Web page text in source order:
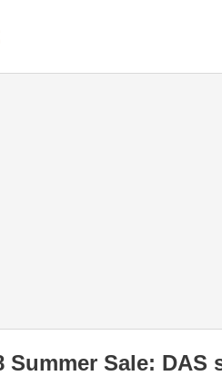
Summer Sale: DAS